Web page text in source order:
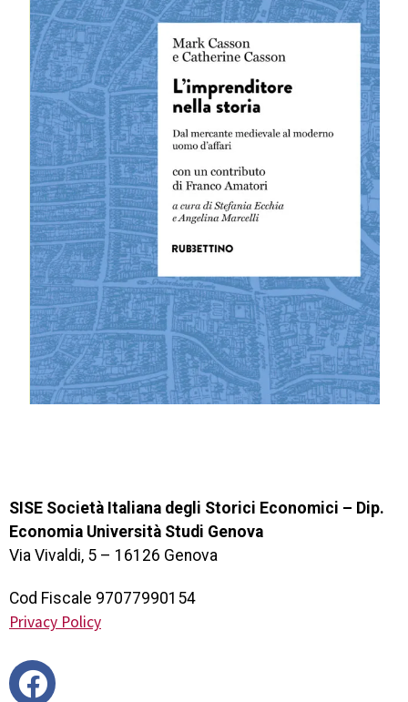
SISE Società Italiana degli Storici Economici – Dip.
Economia Università Studi Genova
Via Vivaldi, 5 – 16126 Genova
Cod Fiscale 97077990154
Privacy Policy